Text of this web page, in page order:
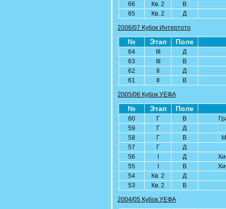
66
Кв. 2
В
65
Кв. 2
Д
2006/07 Кубок Интертото
№ Этап Поле
64
Д
63
В
62
Д
61
В
2005/06 Кубок УЕФА
№ Этап Поле
60 Г В
59
Г
Д
58
Г В
57
Г
Д
56
Д
55
В
54
Кв. 2
Д
53
Кв. 2
В
2004/05 Кубок УЕФА